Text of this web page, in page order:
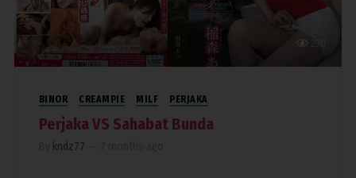
290
BINOR CREAMPIE MILF PERJAKA
Perjaka VS Sahabat Bunda
kndz77